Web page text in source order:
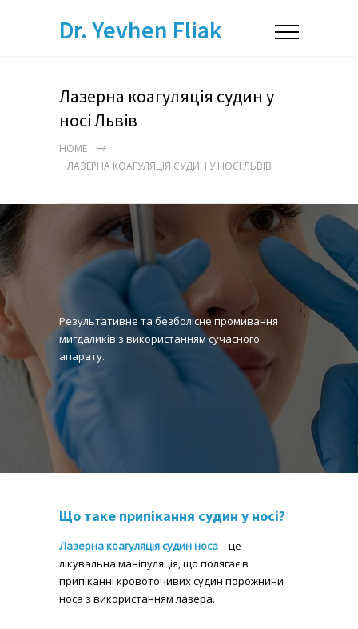
Dr. Yevhen Fliak
Лазерна коагуляція судин у
носі Львів
HOME
ЛАЗЕРНА КОАГУЛЯЦІЯ СУДИН У НОСІ ЛЬВІВ
Результативне та безболісне промивання
мигдаликів з використанням сучасного
апарату.
Що таке припікання судин у носі?
Лазерна коагуляція судин носа– це
лікувальна маніпуляція, що полягає в
припіканні кровоточивих судин порожнини
носа з використанням лазера.